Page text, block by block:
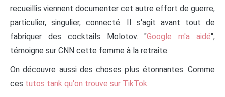
recueillis viennent documenter cet autre effort de guerre,
particulier, singulier, connecté. Il s'agit avant tout de
fabriquer des cocktails Molotov. "Google m'a aidé",
témoigne sur CNN cette femme à la retraite.
On découvre aussi des choses plus étonnantes. Comme
ces tutos tank qu'on trouve sur TikTok.